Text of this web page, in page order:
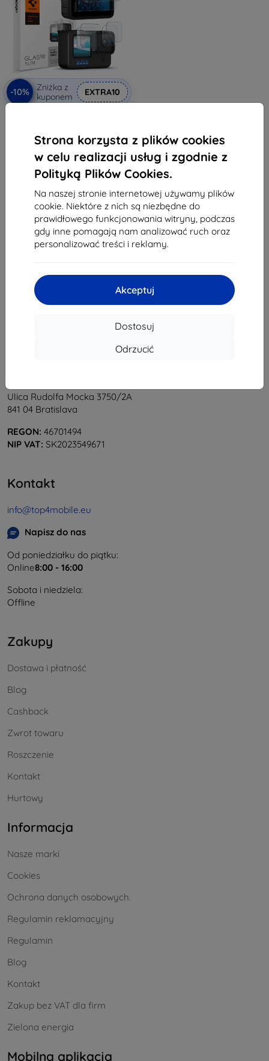
Strona korzysta z plików cookies
w celu realizacji usług i zgodnie z
Polityką Plików Cookies.
Na naszej stronie internetowej używamy plików
cookie. Niektóre z nich są niezbędne do
prawidłowego funkcjonowania witryny, podczas
gdy inne pomagają nam analizować ruch oraz
personalizować treści i reklamy.
Akceptuj
Dostosuj
Odrzucić
-10%
Zniżka z
kuponem
EXTRA10
94,89 zł
85,41 zł
Na stanie: 4 szt.
1
Ulica Rudolfa Mocka 3750/2A
841 04 Bratislava
REGON: 46701494
NIP VAT: SK2023549671
Kontakt
info@top4mobile.eu
Napisz do nas
Od poniedziałku do piątku:
Online8:00 - 16:00
Sobota i niedziela:
Offline
Zakupy
Dostawa i płatność
Blog
Cashback
Zwrot towaru
Roszczenie
Kontakt
Hurtowy
Informacja
Nasze marki
Cookies
Ochrona danych osobowych.
Regulamin reklamacyjny
Regulamin
Blog
Kontakt
Zakup bez VAT dla firm
Zielona energia
Mobilna aplikacja